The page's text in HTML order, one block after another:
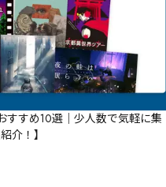
すすめ10選｜少人数で気軽に集
介！】